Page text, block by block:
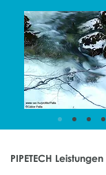
PIPETECH